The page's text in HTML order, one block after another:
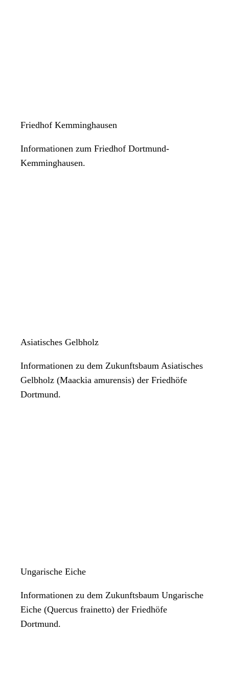
Friedhof Kemminghausen
Informationen zum Friedhof Dortmund-
Kemminghausen.
Asiatisches Gelbholz
Informationen zu dem Zukunftsbaum Asiatisches
Gelbholz (Maackia amurensis) der Friedhöfe
Dortmund.
Ungarische Eiche
Informationen zu dem Zukunftsbaum Ungarische
Eiche (Quercus frainetto) der Friedhöfe
Dortmund.